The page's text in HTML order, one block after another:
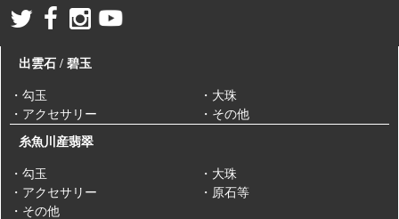
出雲石 / 碧玉
・勾玉
・大珠
・アクセサリー
・その他
糸魚川産翡翠
・勾玉
・大珠
・アクセサリー
・原石等
・その他